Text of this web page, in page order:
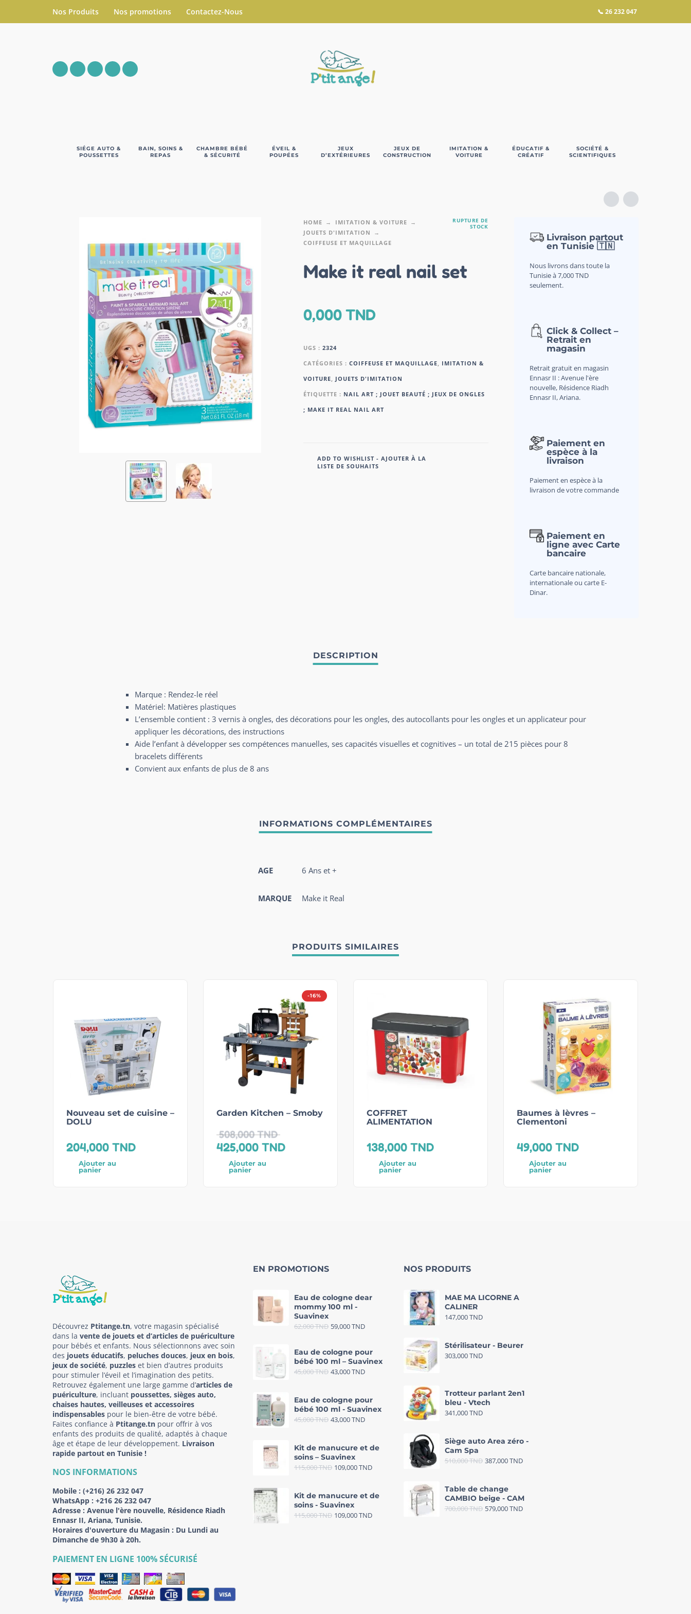
Nos Produits Nos promotions Contactez-Nous 📞 26 232 047
SIÉGE AUTO &
POUSSETTES
BAIN, SOINS &
REPAS
CHAMBRE BÉBÉ
& SÉCURITÉ
ÉVEIL &
POUPÉES
JEUX
D’EXTÉRIEURES
JEUX DE
CONSTRUCTION
IMITATION &
VOITURE
ÉDUCATIF &
CRÉATIF
SOCIÉTÉ &
SCIENTIFIQUES
HOME
IMITATION & VOITURE
JOUETS D'IMITATION
COIFFEUSE ET MAQUILLAGE
RUPTURE DE
STOCK
Make it real nail set
0,000TND
UGS : 2324
CATÉGORIES : COIFFEUSE ET MAQUILLAGE, IMITATION &
VOITURE, JOUETS D'IMITATION
ÉTIQUETTE : NAIL ART ; JOUET BEAUTÉ ; JEUX DE ONGLES
; MAKE IT REAL NAIL ART
ADD TO WISHLIST - AJOUTER À LA
LISTE DE SOUHAITS
Livraison partout
en Tunisie 🇹🇳
Nous livrons dans toute la
Tunisie à 7,000 TND
seulement.
Click & Collect –
Retrait en
magasin
Retrait gratuit en magasin
Ennasr II : Avenue l'ère
nouvelle, Résidence Riadh
Ennasr II, Ariana.
Paiement en
espèce à la
livraison
Paiement en espèce à la
livraison de votre commande
Paiement en
ligne avec Carte
bancaire
Carte bancaire nationale,
internationale ou carte E-
Dinar.
Marque : Rendez-le réel
Matériel: Matières plastiques
L’ensemble contient : 3 vernis à ongles, des décorations pour les ongles, des autocollants pour les ongles et un applicateur pour
appliquer les décorations, des instructions
Aide l’enfant à développer ses compétences manuelles, ses capacités visuelles et cognitives – un total de 215 pièces pour 8
bracelets différents
Convient aux enfants de plus de 8 ans
AGE 6 Ans et +
MARQUE Make it Real
PRODUITS SIMILAIRES
Nouveau set de cuisine –
DOLU
204,000 TND
Ajouter au
panier
-16%
Garden Kitchen – Smoby
508,000TND
425,000 TND
Ajouter au
panier
COFFRET
ALIMENTATION
138,000 TND
Ajouter au
panier
Baumes à lèvres –
Clementoni
49,000 TND
Ajouter au
panier
Découvrez Ptitange.tn, votre magasin spécialisé
dans la vente de jouets et d’articles de puériculture
pour bébés et enfants. Nous sélectionnons avec soin
des jouets éducatifs, peluches douces, jeux en bois,
jeux de société, puzzles et bien d’autres produits
pour stimuler l’éveil et l’imagination des petits.
Retrouvez également une large gamme d’articles de
puériculture, incluant poussettes, sièges auto,
chaises hautes, veilleuses et accessoires
indispensables pour le bien-être de votre bébé.
Faites confiance à Ptitange.tn pour offrir à vos
enfants des produits de qualité, adaptés à chaque
âge et étape de leur développement. Livraison
rapide partout en Tunisie !
NOS INFORMATIONS
Mobile : (+216) 26 232 047
WhatsApp : +216 26 232 047
Adresse : Avenue l'ère nouvelle, Résidence Riadh
Ennasr II, Ariana, Tunisie.
Horaires d'ouverture du Magasin : Du Lundi au
Dimanche de 9h30 à 20h.
PAIEMENT EN LIGNE 100% SÉCURISÉ
EN PROMOTIONS
Eau de cologne dear
mommy 100 ml -
Suavinex
62,000TND 59,000TND
Eau de cologne pour
bébé 100 ml – Suavinex
45,000TND 43,000TND
Eau de cologne pour
bébé 100 ml - Suavinex
45,000TND 43,000TND
Kit de manucure et de
soins – Suavinex
115,000TND 109,000TND
Kit de manucure et de
soins - Suavinex
115,000TND 109,000TND
NOS PRODUITS
MAE MA LICORNE A
CALINER
147,000TND
Stérilisateur - Beurer
303,000TND
Trotteur parlant 2en1
bleu - Vtech
341,000TND
Siège auto Area zéro -
Cam Spa
510,000TND 387,000TND
Table de change
CAMBIO beige - CAM
700,000TND 579,000TND